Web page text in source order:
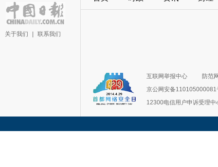
关于我们 联系我们
互联网举报中心
防范
京公网安备110105000081
12300电信用户申诉受理中